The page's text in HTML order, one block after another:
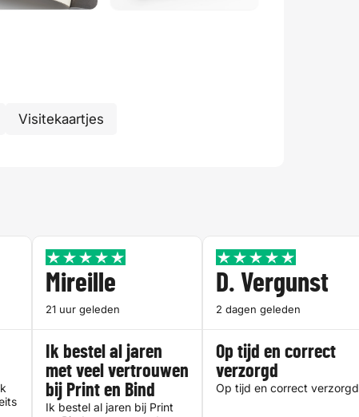
Visitekaartjes
Mireille
21 uur geleden
Ik bestel al jaren
met veel vertrouwen
bij Print en Bind
Ik bestel al jaren bij Print
D. Vergunst
2 dagen geleden
Op tijd en correct
verzorgd
Op tijd en correct verzorgd